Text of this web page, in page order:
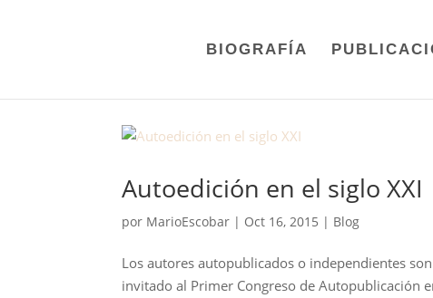
BIOGRAFÍA
Autoedición en el siglo XXI
por MarioEscobar | Oct 16, 2015 | Blog
Los autores autopublicados o independientes
invitado al Primer Congreso de Autopublicación